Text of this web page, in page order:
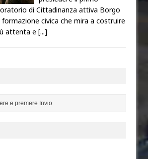
di Cittadinanza attiva Borgo
civica che mira a costruire
attenta e [...]